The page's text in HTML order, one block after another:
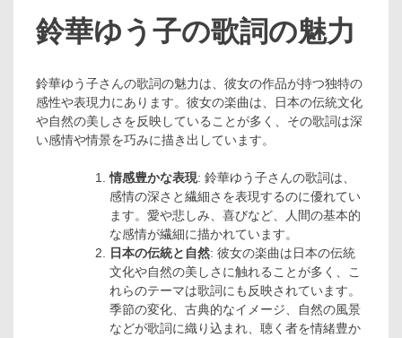
鈴華ゆう子の歌詞の魅力
鈴華ゆう子さんの歌詞の魅力は、彼女の作品が持つ独特の
感性や表現力にあります。彼女の楽曲は、日本の伝統文化
や自然の美しさを反映していることが多く、その歌詞は深
い感情や情景を巧みに描き出しています。
情感豊かな表現: 鈴華ゆう子さんの歌詞は、
感情の深さと繊細さを表現するのに優れてい
ます。愛や悲しみ、喜びなど、人間の基本的
な感情が繊細に描かれています。
日本の伝統と自然: 彼女の楽曲は日本の伝統
文化や自然の美しさに触れることが多く、こ
れらのテーマは歌詞にも反映されています。
季節の変化、古典的なイメージ、自然の風景
などが歌詞に織り込まれ、聴く者を情緒豊か